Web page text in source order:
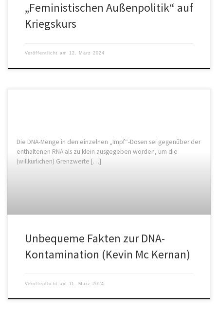
„Feministischen Außenpolitik“ auf
Kriegskurs
Veröffentlicht am 12. März 2024
Die DNA-Menge in den einzelnen „Impf“-Dosen sei gegenüber der
enthaltenen RNA als zu klein ausgegeben worden, um die
(willkürlichen) Grenzwerte […]
Unbequeme Fakten zur DNA-
Kontamination (Kevin Mc Kernan)
Veröffentlicht am 11. März 2024